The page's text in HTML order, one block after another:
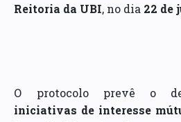
Reitoria da UBI, no dia 22 de
O protocolo prevê o
iniciativas de interesse